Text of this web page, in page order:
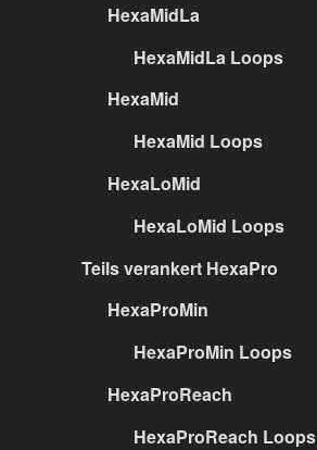
HexaMidLa
HexaMidLa Loops
HexaMid
HexaMid Loops
HexaLoMid
HexaLoMid Loops
Teils verankert HexaPro
HexaProMin
HexaProMin Loops
HexaProReach
HexaProReach Loops